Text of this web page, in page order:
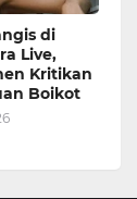
di
Live,
Kritikan
Boikot